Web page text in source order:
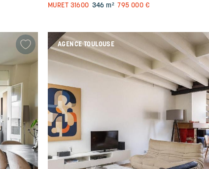
MURET 31600 346 m² 795 000 €
AGENCE TOULOUSE